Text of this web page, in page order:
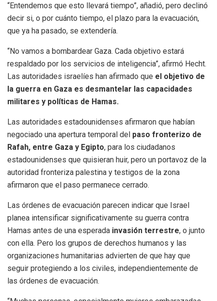
“Entendemos que esto llevará tiempo”, añadió, pero declinó
decir si, o por cuánto tiempo, el plazo para la evacuación,
que ya ha pasado, se extendería.
“No vamos a bombardear Gaza. Cada objetivo estará
respaldado por los servicios de inteligencia”, afirmó Hecht.
Las autoridades israelíes han afirmado que el objetivo de
la guerra en Gaza es desmantelar las capacidades
militares y políticas de Hamas.
Las autoridades estadounidenses afirmaron que habían
negociado una apertura temporal del paso fronterizo de
Rafah, entre Gaza y Egipto, para los ciudadanos
estadounidenses que quisieran huir, pero un portavoz de la
autoridad fronteriza palestina y testigos de la zona
afirmaron que el paso permanece cerrado.
Las órdenes de evacuación parecen indicar que Israel
planea intensificar significativamente su guerra contra
Hamas antes de una esperada invasión terrestre, o junto
con ella. Pero los grupos de derechos humanos y las
organizaciones humanitarias advierten de que hay que
seguir protegiendo a los civiles, independientemente de
las órdenes de evacuación.